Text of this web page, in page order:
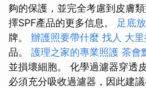
夠的保護，並完全考慮到皮膚類
擇SPF產品的更多信息。 足底
牌。 辦護照要帶什麼 找人 大
品。 護理之家的專業照護 茶會
並損壞細胞。 化學過濾器穿透
必須充分吸收過濾器，因此建